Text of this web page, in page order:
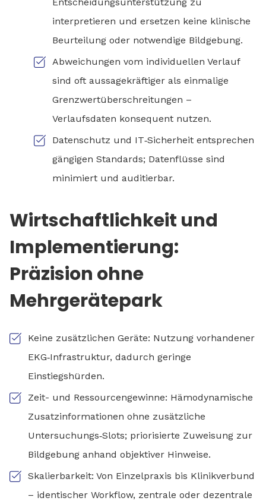
interpretieren und ersetzen keine klinische
Beurteilung oder notwendige Bildgebung.
Abweichungen vom individuellen Verlauf
sind oft aussagekräftiger als einmalige
Grenzwertüberschreitungen –
Verlaufsdaten konsequent nutzen.
Datenschutz und IT‑Sicherheit entsprechen
gängigen Standards; Datenflüsse sind
minimiert und auditierbar.
Wirtschaftlichkeit und
Implementierung:
Präzision ohne
Mehrgerätepark
Keine zusätzlichen Geräte: Nutzung vorhandener
EKG‑Infrastruktur, dadurch geringe
Einstiegshürden.
Zeit- und Ressourcengewinne: Hämodynamische
Zusatzinformationen ohne zusätzliche
Untersuchungs‑Slots; priorisierte Zuweisung zur
Bildgebung anhand objektiver Hinweise.
Skalierbarkeit: Von Einzelpraxis bis Klinikverbund
– identischer Workflow, zentrale oder dezentrale